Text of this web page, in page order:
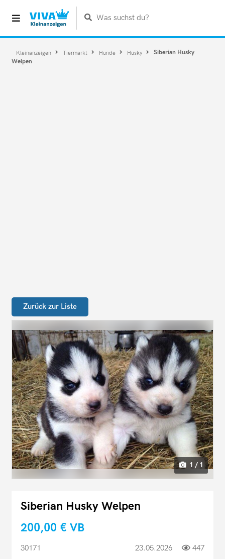
Was suchst du?
Kleinanzeigen Tiermarkt Hunde Husky
Siberian Husky
Welpen
Zurück zur Liste
1 / 1
Siberian Husky Welpen
200,00 € VB
30171 23.05.2026 447